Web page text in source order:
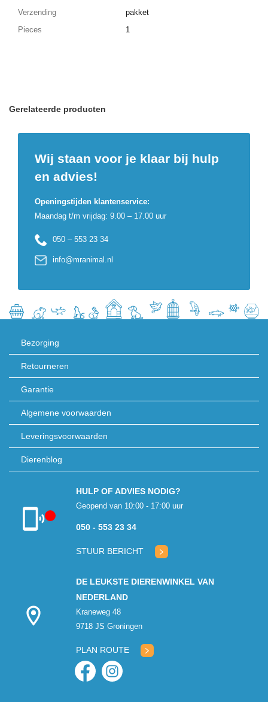
Verzending
pakket
Pieces
1
Gerelateerde producten
Wij staan voor je klaar bij hulp
en advies!
Openingstijden klantenservice:
Maandag t/m vrijdag: 9.00 – 17.00 uur
050 – 553 23 34
info@mranimal.nl
Bezorging
Retourneren
Garantie
Algemene voorwaarden
Leveringsvoorwaarden
Dierenblog
Klantenservice
HULP OF ADVIES NODIG?
Geopend van 10:00 - 17:00 uur
050 - 553 23 34
STUUR BERICHT
DE LEUKSTE DIERENWINKEL VAN
NEDERLAND
Kraneweg 48
9718 JS Groningen
PLAN ROUTE